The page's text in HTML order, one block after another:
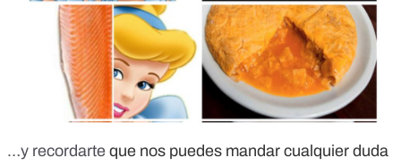
…y recordarte que nos puedes mandar cualquier duda